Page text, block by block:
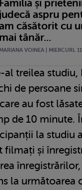
Familia și
judecă aspru
căsătorit cu
mai tânăr...
MARIANA VOINEA | MIERCURI,
al treilea studiu,
de persoane
au fost
de 10 minute.
la studiu
filmați și
la următoarea